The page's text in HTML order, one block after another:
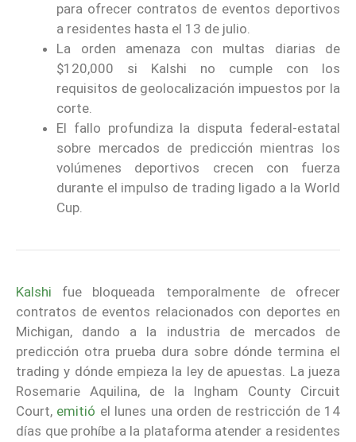
para ofrecer contratos de eventos deportivos
a residentes hasta el 13 de julio.
La orden amenaza con multas diarias de
$120,000 si Kalshi no cumple con los
requisitos de geolocalización impuestos por la
corte.
El fallo profundiza la disputa federal-estatal
sobre mercados de predicción mientras los
volúmenes deportivos crecen con fuerza
durante el impulso de trading ligado a la World
Cup.
Kalshi fue bloqueada temporalmente de ofrecer
contratos de eventos relacionados con deportes en
Michigan, dando a la industria de mercados de
predicción otra prueba dura sobre dónde termina el
trading y dónde empieza la ley de apuestas. La jueza
Rosemarie Aquilina, de la Ingham County Circuit
Court, emitió el lunes una orden de restricción de 14
días que prohíbe a la plataforma atender a residentes